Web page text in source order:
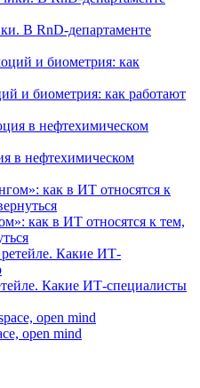
В RnD-департаменте
и биометрия: как работают
в нефтехимическом
как в ИТ относятся к тем,
Какие ИТ-специалисты
open mind